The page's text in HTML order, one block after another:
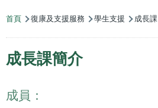
導
連
結
首頁 復康及支援服務 學生支援 成長課
成長課簡介
成員：